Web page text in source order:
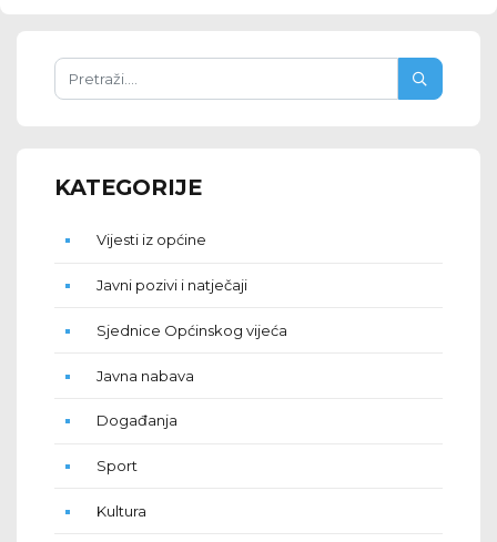
KATEGORIJE
Vijesti iz općine
Javni pozivi i natječaji
Sjednice Općinskog vijeća
Javna nabava
Događanja
Sport
Kultura